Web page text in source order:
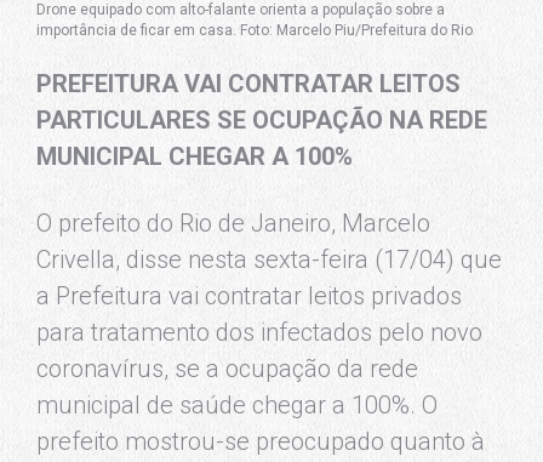
Drone equipado com alto-falante orienta a população sobre a
importância de ficar em casa. Foto: Marcelo Piu/Prefeitura do Rio
PREFEITURA VAI CONTRATAR LEITOS
PARTICULARES SE OCUPAÇÃO NA REDE
MUNICIPAL CHEGAR A 100%
O prefeito do Rio de Janeiro, Marcelo
Crivella, disse nesta sexta-feira (17/04) que
a Prefeitura vai contratar leitos privados
para tratamento dos infectados pelo novo
coronavírus, se a ocupação da rede
municipal de saúde chegar a 100%. O
prefeito mostrou-se preocupado quanto à